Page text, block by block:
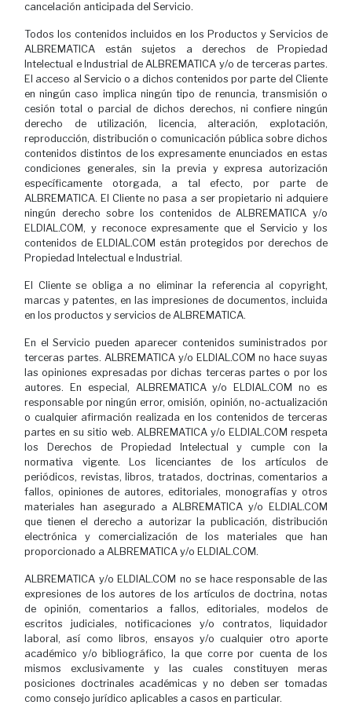
cancelación anticipada del Servicio.
Todos los contenidos incluidos en los Productos y Servicios de
ALBREMATICA están sujetos a derechos de Propiedad
Intelectual e Industrial de ALBREMATICA y/o de terceras partes.
El acceso al Servicio o a dichos contenidos por parte del Cliente
en ningún caso implica ningún tipo de renuncia, transmisión o
cesión total o parcial de dichos derechos, ni confiere ningún
derecho de utilización, licencia, alteración, explotación,
reproducción, distribución o comunicación pública sobre dichos
contenidos distintos de los expresamente enunciados en estas
condiciones generales, sin la previa y expresa autorización
específicamente otorgada, a tal efecto, por parte de
ALBREMATICA. El Cliente no pasa a ser propietario ni adquiere
ningún derecho sobre los contenidos de ALBREMATICA y/o
ELDIAL.COM, y reconoce expresamente que el Servicio y los
contenidos de ELDIAL.COM están protegidos por derechos de
Propiedad Intelectual e Industrial.
El Cliente se obliga a no eliminar la referencia al copyright,
marcas y patentes, en las impresiones de documentos, incluida
en los productos y servicios de ALBREMATICA.
En el Servicio pueden aparecer contenidos suministrados por
terceras partes. ALBREMATICA y/o ELDIAL.COM no hace suyas
las opiniones expresadas por dichas terceras partes o por los
autores. En especial, ALBREMATICA y/o ELDIAL.COM no es
responsable por ningún error, omisión, opinión, no-actualización
o cualquier afirmación realizada en los contenidos de terceras
partes en su sitio web. ALBREMATICA y/o ELDIAL.COM respeta
los Derechos de Propiedad Intelectual y cumple con la
normativa vigente. Los licenciantes de los artículos de
periódicos, revistas, libros, tratados, doctrinas, comentarios a
fallos, opiniones de autores, editoriales, monografías y otros
materiales han asegurado a ALBREMATICA y/o ELDIAL.COM
que tienen el derecho a autorizar la publicación, distribución
electrónica y comercialización de los materiales que han
proporcionado a ALBREMATICA y/o ELDIAL.COM.
ALBREMATICA y/o ELDIAL.COM no se hace responsable de las
expresiones de los autores de los artículos de doctrina, notas
de opinión, comentarios a fallos, editoriales, modelos de
escritos judiciales, notificaciones y/o contratos, liquidador
laboral, así como libros, ensayos y/o cualquier otro aporte
académico y/o bibliográfico, la que corre por cuenta de los
mismos exclusivamente y las cuales constituyen meras
posiciones doctrinales académicas y no deben ser tomadas
como consejo jurídico aplicables a casos en particular.